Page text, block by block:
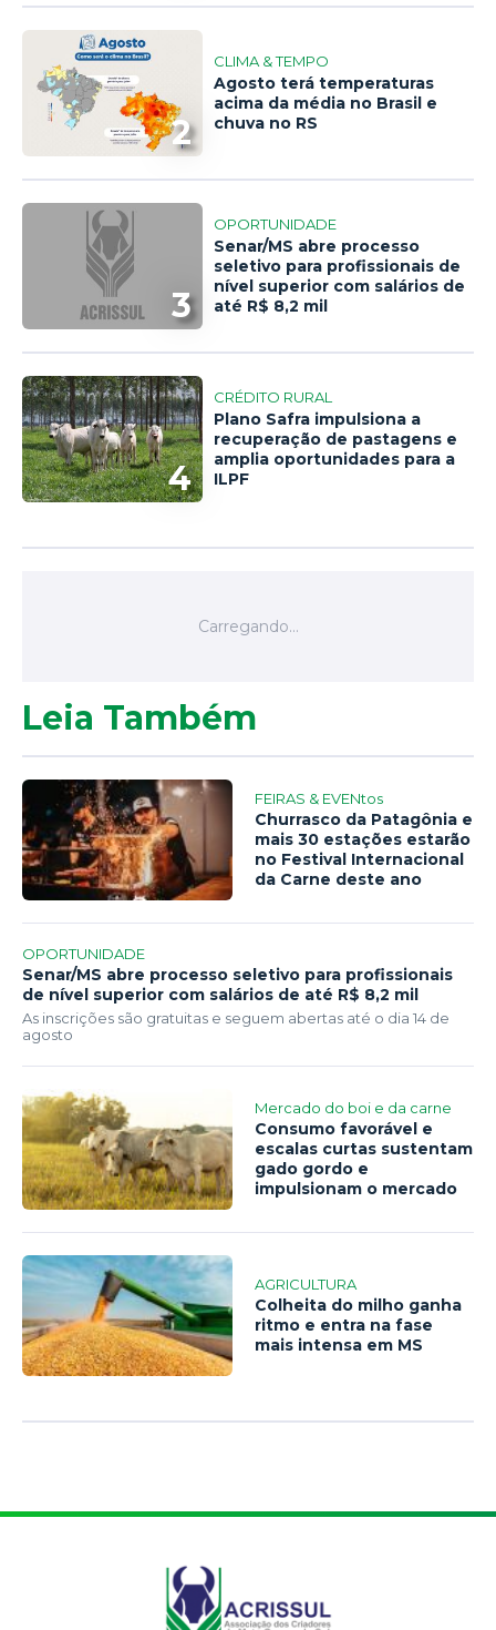
2
CLIMA & TEMPO
Agosto terá temperaturas
acima da média no Brasil e
chuva no RS
3
OPORTUNIDADE
Senar/MS abre processo
seletivo para profissionais de
nível superior com salários de
até R$ 8,2 mil
4
CRÉDITO RURAL
Plano Safra impulsiona a
recuperação de pastagens e
amplia oportunidades para a
ILPF
Leia Também
FEIRAS & EVENtos
Churrasco da Patagônia e
mais 30 estações estarão
no Festival Internacional
da Carne deste ano
OPORTUNIDADE
Senar/MS abre processo seletivo para profissionais
de nível superior com salários de até R$ 8,2 mil
As inscrições são gratuitas e seguem abertas até o dia 14 de
agosto
Mercado do boi e da carne
Consumo favorável e
escalas curtas sustentam
gado gordo e
impulsionam o mercado
AGRICULTURA
Colheita do milho ganha
ritmo e entra na fase
mais intensa em MS